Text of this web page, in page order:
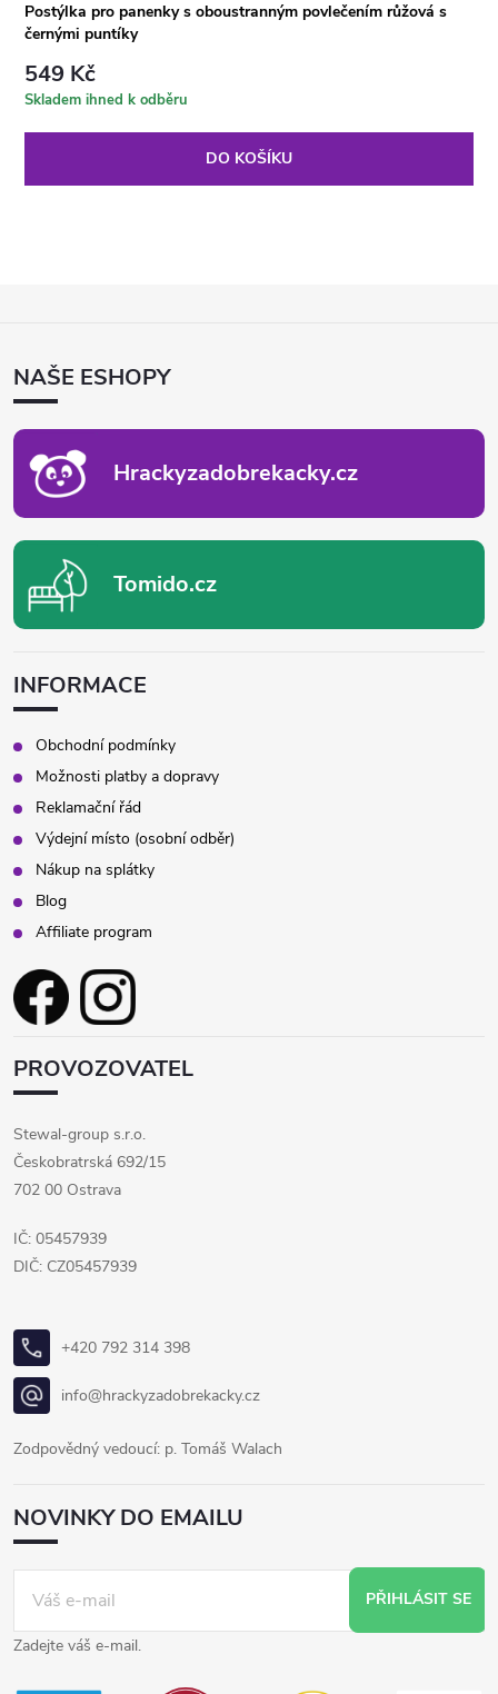
Postýlka pro panenky s oboustranným povlečením růžová s
černými puntíky
549 Kč
Skladem ihned k odběru
DO KOŠÍKU
ANAŠE ESHOPY
Hrackyzadobrekacky.cz
Tomido.cz
INFORMACE
Obchodní podmínky
Možnosti platby a dopravy
Reklamační řád
Výdejní místo (osobní odběr)
Nákup na splátky
Blog
Affiliate program
PROVOZOVATEL
Stewal-group s.r.o.
Českobratrská 692/15
702 00 Ostrava
IČ: 05457939
DIČ: CZ05457939
+420 792 314 398
info@hrackyzadobrekacky.cz
Zodpovědný vedoucí: p. Tomáš Walach
NOVINKY DO EMAILU
PŘIHLÁSIT SE
Zadejte váš e-mail.